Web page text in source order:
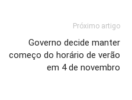
Próximo artigo
Governo decide manter
começo do horário de verão
em 4 de novembro